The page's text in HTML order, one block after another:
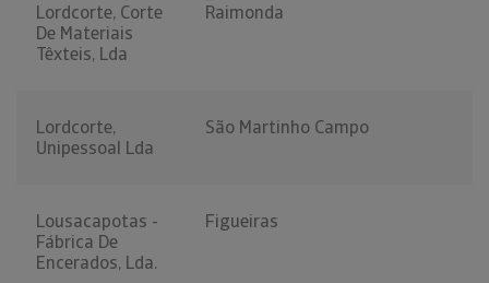
Lordcorte, Corte
De Materiais
Têxteis, Lda
Raimonda
Lordcorte,
Unipessoal Lda
São Martinho Campo
Lousacapotas -
Fábrica De
Encerados, Lda.
Figueiras